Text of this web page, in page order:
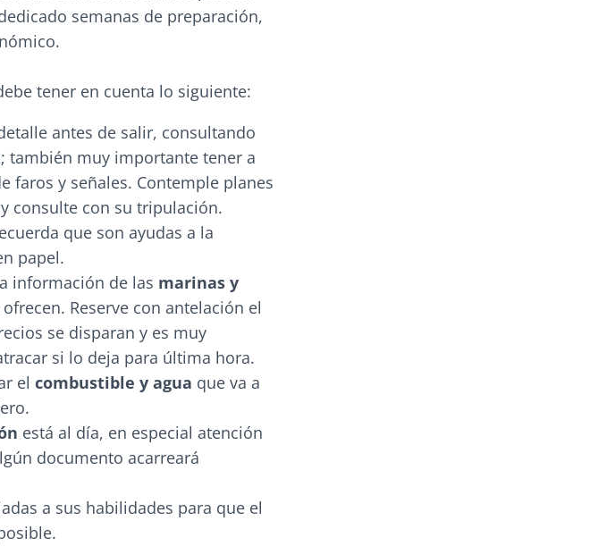
semanas de preparación,
tener en cuenta lo siguiente:
antes de salir, consultando
también muy importante tener a
faros y señales. Contemple planes
consulte con su tripulación.
que son ayudas a la
papel.
información de las marinas y
Reserve con antelación el
se disparan y es muy
si lo deja para última hora.
el combustible y agua que va a
está al día, en especial atención
documento acarreará
a sus habilidades para que el